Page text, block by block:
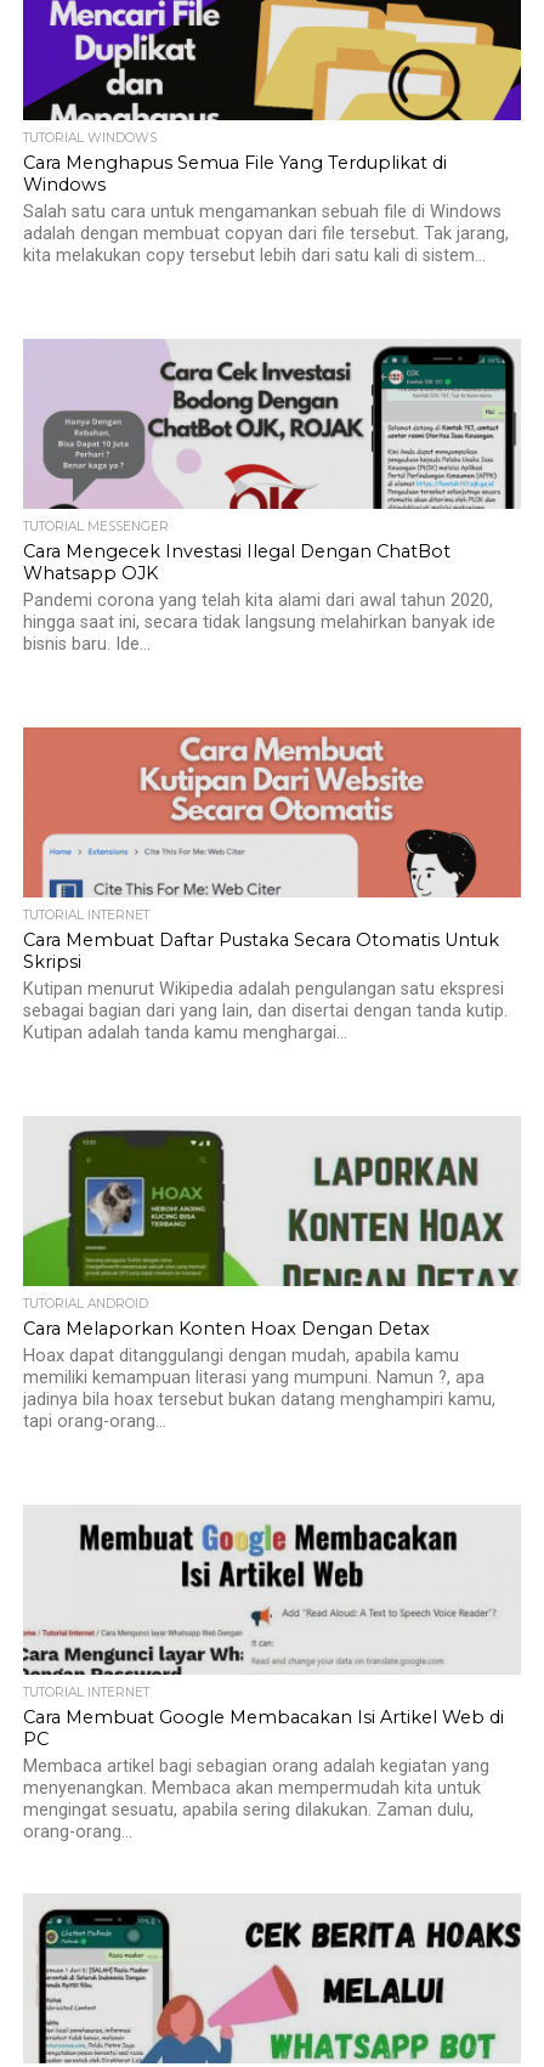
TUTORIAL WINDOWS
Cara Menghapus Semua File Yang Terduplikat di
Windows
Salah satu cara untuk mengamankan sebuah file di Windows
adalah dengan membuat copyan dari file tersebut. Tak jarang,
kita melakukan copy tersebut lebih dari satu kali di sistem...
TUTORIAL MESSENGER
Cara Mengecek Investasi Ilegal Dengan ChatBot
Whatsapp OJK
Pandemi corona yang telah kita alami dari awal tahun 2020,
hingga saat ini, secara tidak langsung melahirkan banyak ide
bisnis baru. Ide...
TUTORIAL INTERNET
Cara Membuat Daftar Pustaka Secara Otomatis Untuk
Skripsi
Kutipan menurut Wikipedia adalah pengulangan satu ekspresi
sebagai bagian dari yang lain, dan disertai dengan tanda kutip.
Kutipan adalah tanda kamu menghargai...
TUTORIAL ANDROID
Cara Melaporkan Konten Hoax Dengan Detax
Hoax dapat ditanggulangi dengan mudah, apabila kamu
memiliki kemampuan literasi yang mumpuni. Namun ?, apa
jadinya bila hoax tersebut bukan datang menghampiri kamu,
tapi orang-orang...
TUTORIAL INTERNET
Cara Membuat Google Membacakan Isi Artikel Web di
PC
Membaca artikel bagi sebagian orang adalah kegiatan yang
menyenangkan. Membaca akan mempermudah kita untuk
mengingat sesuatu, apabila sering dilakukan. Zaman dulu,
orang-orang...